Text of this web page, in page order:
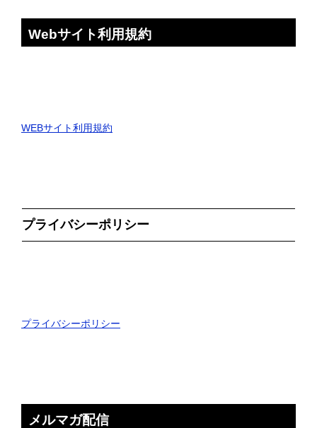
Webサイト利用規約
WEBサイト利用規約
プライバシーポリシー
プライバシーポリシー
メルマガ配信